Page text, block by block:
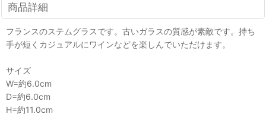
商品詳細
フランスのステムグラスです。古いガラスの質感が素敵です。持ち
手が短くカジュアルにワインなどを楽しんでいただけます。
サイズ
W=約6.0cm
D=約6.0cm
H=約11.0cm